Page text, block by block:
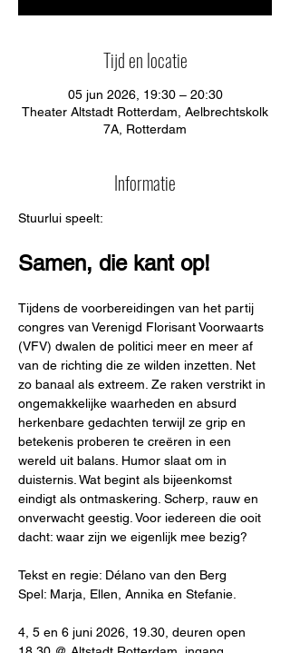
Tijd en locatie
05 jun 2026, 19:30 – 20:30
Theater Altstadt Rotterdam, Aelbrechtskolk
7A, Rotterdam
Informatie
Stuurlui speelt:
Samen, die kant op!
Tijdens de voorbereidingen van het partij
congres van Verenigd Florisant Voorwaarts
(VFV) dwalen de politici meer en meer af
van de richting die ze wilden inzetten. Net
zo banaal als extreem. Ze raken verstrikt in
ongemakkelijke waarheden en absurd
herkenbare gedachten terwijl ze grip en
betekenis proberen te creëren in een
wereld uit balans. Humor slaat om in
duisternis. Wat begint als bijeenkomst
eindigt als ontmaskering. Scherp, rauw en
onverwacht geestig. Voor iedereen die ooit
dacht: waar zijn we eigenlijk mee bezig?
Tekst en regie: Délano van den Berg
Spel: Marja, Ellen, Annika en Stefanie.
4, 5 en 6 juni 2026, 19.30, deuren open